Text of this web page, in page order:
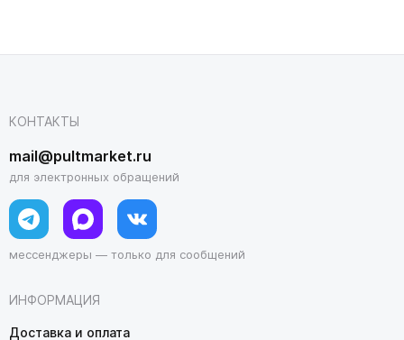
ИНФОРМАЦИЯ
Доставка и оплата
КОНТАКТЫ
mail@pultmarket.ru
для электронных обращений
мессенджеры — только для сообщений